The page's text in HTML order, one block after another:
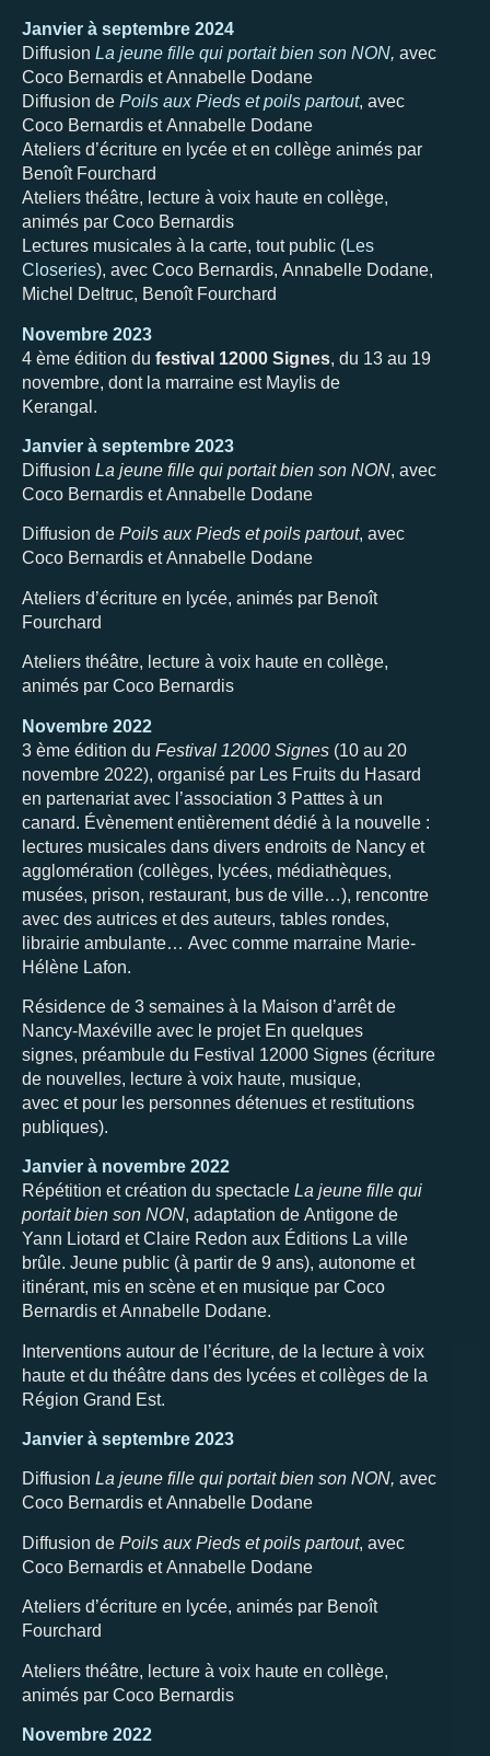
Janvier à septembre 2024
Diffusion La jeune fille qui portait bien son NON, avec
Coco Bernardis et Annabelle Dodane
Diffusion de Poils aux Pieds et poils partout, avec
Coco Bernardis et Annabelle Dodane
Ateliers d’écriture en lycée et en collège animés par
Benoît Fourchard
Ateliers théâtre, lecture à voix haute en collège,
animés par Coco Bernardis
Lectures musicales à la carte, tout public (Les
Closeries), avec Coco Bernardis, Annabelle Dodane,
Michel Deltruc, Benoît Fourchard
Novembre 2023
4 ème édition du festival 12000 Signes, du 13 au 19
novembre, dont la marraine est Maylis de
Kerangal.
Janvier à septembre 2023
Diffusion La jeune fille qui portait bien son NON, avec
Coco Bernardis et Annabelle Dodane
Diffusion de Poils aux Pieds et poils partout, avec
Coco Bernardis et Annabelle Dodane
Ateliers d’écriture en lycée, animés par Benoît
Fourchard
Ateliers théâtre, lecture à voix haute en collège,
animés par Coco Bernardis
Novembre 2022
3 ème édition du Festival 12000 Signes (10 au 20
novembre 2022), organisé par Les Fruits du Hasard
en partenariat avec l’association 3 Patttes à un
canard. Évènement entièrement dédié à la nouvelle :
lectures musicales dans divers endroits de Nancy et
agglomération (collèges, lycées, médiathèques,
musées, prison, restaurant, bus de ville…), rencontre
avec des autrices et des auteurs, tables rondes,
librairie ambulante… Avec comme marraine Marie-
Hélène Lafon.
Résidence de 3 semaines à la Maison d’arrêt de
Nancy-Maxéville avec le projet En quelques
signes, préambule du Festival 12000 Signes (écriture
de nouvelles, lecture à voix haute, musique,
avec et pour les personnes détenues et restitutions
publiques).
Janvier à novembre 2022
Répétition et création du spectacle La jeune fille qui
portait bien son NON, adaptation de Antigone de
Yann Liotard et Claire Redon aux Éditions La ville
brûle. Jeune public (à partir de 9 ans), autonome et
itinérant, mis en scène et en musique par Coco
Bernardis et Annabelle Dodane.
Interventions autour de l’écriture, de la lecture à voix
haute et du théâtre dans des lycées et collèges de la
Région Grand Est.
Janvier à septembre 2023
Diffusion La jeune fille qui portait bien son NON, avec
Coco Bernardis et Annabelle Dodane
Diffusion de Poils aux Pieds et poils partout, avec
Coco Bernardis et Annabelle Dodane
Ateliers d’écriture en lycée, animés par Benoît
Fourchard
Ateliers théâtre, lecture à voix haute en collège,
animés par Coco Bernardis
Novembre 2022